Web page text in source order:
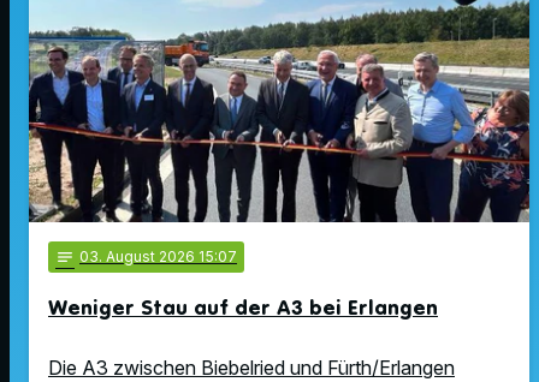
notes 03. August 2026 15:07
Weniger Stau auf der A3 bei Erlangen
Die A3 zwischen Biebelried und Fürth/Erlangen